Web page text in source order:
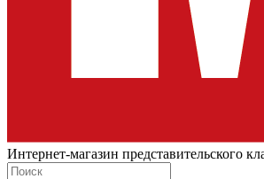
Интернет-магазин представительского